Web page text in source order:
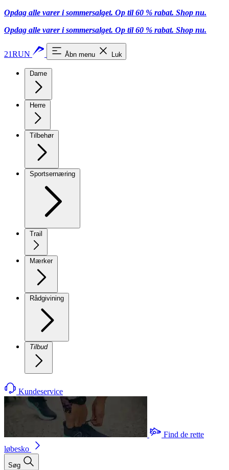
Opdag alle varer i sommersalget. Op til 60 % rabat. Shop nu.
Opdag alle varer i sommersalget. Op til 60 % rabat. Shop nu.
21RUN Åbn menu Luk
Dame
Herre
Tilbehør
Sportsernæring
Trail
Mærker
Rådgivining
Tilbud
Kundeservice
Find de rette
løbesko
Søg